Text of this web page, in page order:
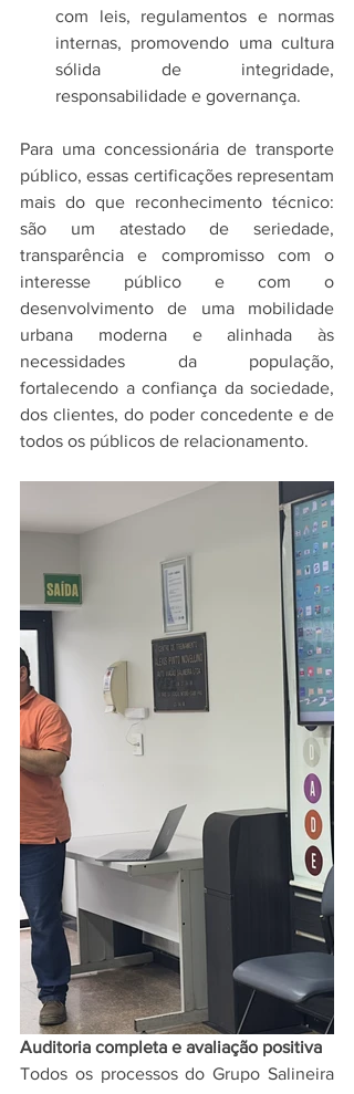
com leis, regulamentos e normas
internas, promovendo uma cultura
sólida de integridade,
responsabilidade e governança.
Para uma concessionária de transporte
público, essas certificações representam
mais do que reconhecimento técnico:
são um atestado de seriedade,
transparência e compromisso com o
interesse público e com o
desenvolvimento de uma mobilidade
urbana moderna e alinhada às
necessidades da população,
fortalecendo a confiança da sociedade,
dos clientes, do poder concedente e de
todos os públicos de relacionamento.
Auditoria completa e avaliação positiva
Todos os processos do Grupo Salineira